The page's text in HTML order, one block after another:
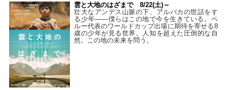
雲と大地のはざまで 8/22(土)～
壮大なアンデス山脈の下、アルパカの世話をす
る少年――僕らはこの地で今を生きている。ペ
ルー代表のワールドカップ出場に期待を寄せる8
歳の少年が見る世界。人知を超えた圧倒的な自
然。この地の未来を問う。